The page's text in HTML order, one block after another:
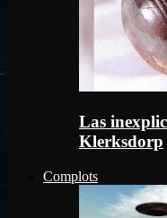
Las
Klerksdorp
Complots